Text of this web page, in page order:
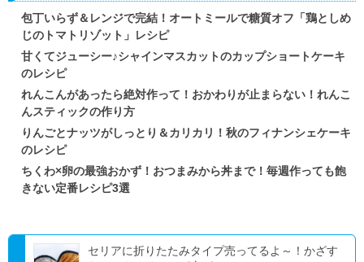
包丁いらず＆レンジで完結！オートミールで糖質オフ「鶏としめ
じのトマトリゾット」レシピ
甘くてジューシー♪シャインマスカットのカップショートケーキ
のレシピ
れんこんがあったら絶対作って！おかわりが止まらない！れんこ
んスティックの作り方
りんごとナッツがしっとり＆カリカリ！秋のフィナンシェケーキ
のレシピ
ちくわ×卵の最強おかず！おつまみから丼まで！毎週作っても飽
きない定番レシピ3選
セリアに折りたたみタイプ売ってるよ～！かざす